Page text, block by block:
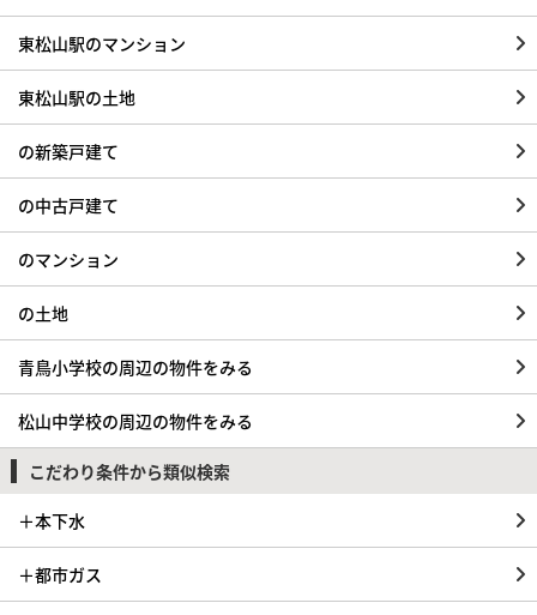
東松山駅のマンション
東松山駅の土地
の新築戸建て
の中古戸建て
のマンション
の土地
青鳥小学校の周辺の物件をみる
松山中学校の周辺の物件をみる
こだわり条件から類似検索
＋本下水
＋都市ガス